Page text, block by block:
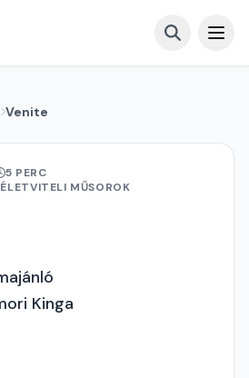
Venite
5 PERC
MŰSOROK
Kinga